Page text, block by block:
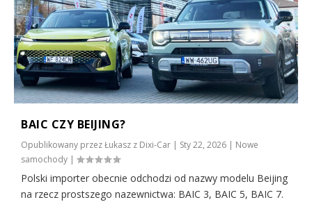
BAIC CZY BEIJING?
Opublikowany przezŁukasz z Dixi-Car | Sty 22, 2026 | Nowe
samochody |
Polski importer obecnie odchodzi od nazwy modelu Beijing
na rzecz prostszego nazewnictwa: BAIC 3, BAIC 5, BAIC 7.